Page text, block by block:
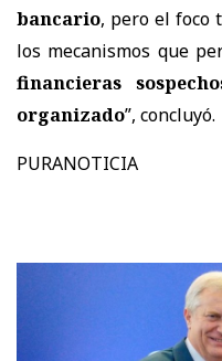
bancario, pero el foco
los mecanismos que
financieras
organizado”, concluyó.
PURANOTICIA